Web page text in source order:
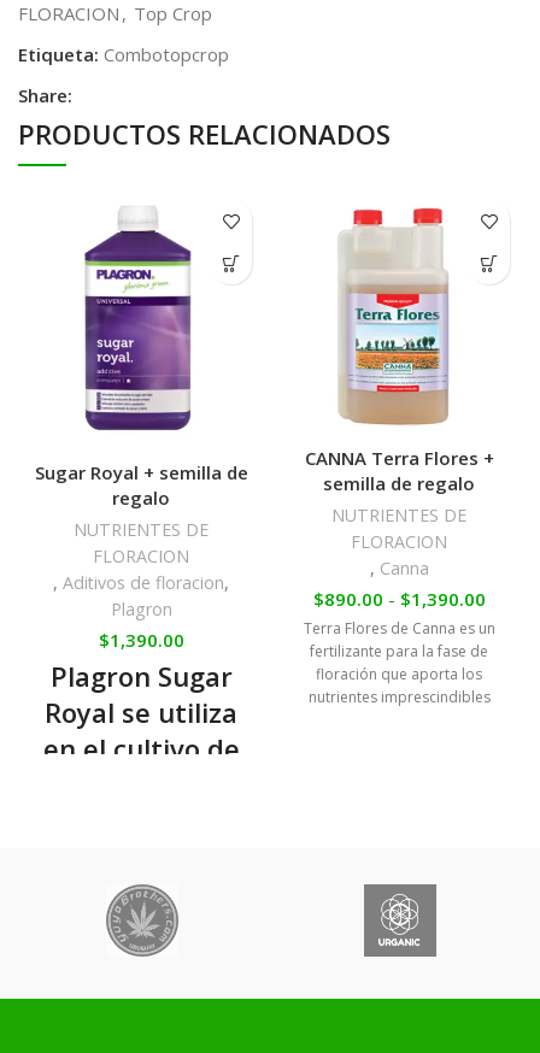
FLORACION , Top Crop
Etiqueta: Combotopcrop
Share:
PRODUCTOS RELACIONADOS
Sugar Royal + semilla de
regalo
NUTRIENTES DE
FLORACION
, Aditivos de floracion,
Plagron
$1,390.00
Plagron Sugar
Royal se utiliza
en el cultivo de
sabor del
producto final.
Es una adición
para usar junto
CANNA Terra Flores +
semilla de regalo
NUTRIENTES DE
FLORACION
, Canna
$890.00 - $1,390.00
Terra Flores de Canna es un
fertilizante para la fase de
floración que aporta los
nutrientes imprescindibles